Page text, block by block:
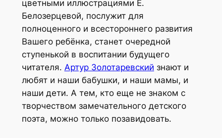
цветными иллюстрациями Е.
Белозерцевой, послужит для
полноценного и всестороннего развития
Вашего ребёнка, станет очередной
ступенькой в воспитании будущего
читателя. Артур Золотаревский знают и
любят и наши бабушки, и наши мамы, и
наши дети. А тем, кто еще не знаком с
творчеством замечательного детского
поэта, можно только позавидовать.